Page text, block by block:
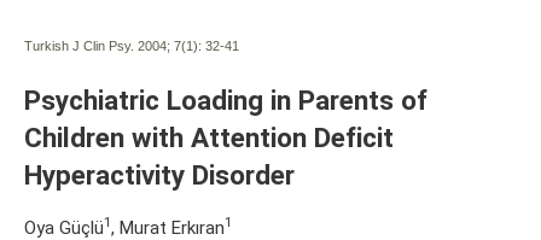
Turkish J Clin Psy. 2004; 7(1): 32-41
Psychiatric Loading in Parents of
Children with Attention Deficit
Hyperactivity Disorder
Oya Güçlü1, Murat Erkıran1